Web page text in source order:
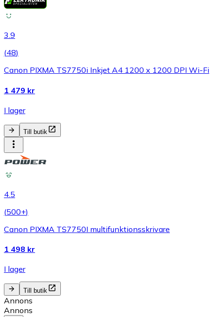
3.9
(48)
Canon PIXMA TS7750i Inkjet A4 1200 x 1200 DPI Wi-Fi
1 479 kr
I lager
Till butik
4.5
(500+)
Canon PIXMA TS7750I multifunktionsskrivare
1 498 kr
I lager
Till butik
Annons
Annons